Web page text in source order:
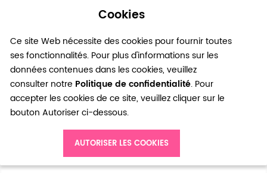
Cookies
Ce site Web nécessite des cookies pour fournir toutes
ses fonctionnalités. Pour plus d'informations sur les
données contenues dans les cookies, veuillez
consulter notre Politique de confidentialité. Pour
accepter les cookies de ce site, veuillez cliquer sur le
bouton Autoriser ci-dessous.
AUTORISER LES COOKIES
0
Accès client